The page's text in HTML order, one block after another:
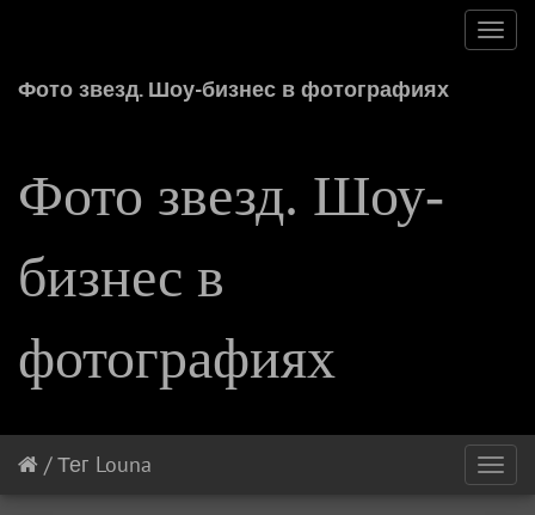
Фото звезд. Шоу-бизнес в фотографиях
Фото звезд. Шоу-
бизнес в
фотографиях
/Тег Louna